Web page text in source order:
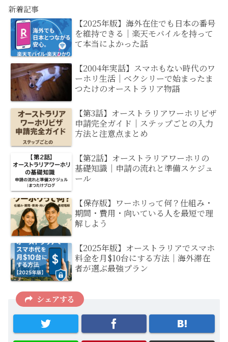
新着記事
【2025年版】海外在住でも日本の番号
を維持できる｜楽天モバイルを持って
て本当によかった話
【2004年実話】スマホもない時代のワ
ーホリ生活｜ベクシリーで始まったま
つたけのオーストラリア物語
【第3話】オーストラリアワーホリビザ
申請完全ガイド｜ステップごとの入力
方法と注意点まとめ
【第2話】オーストラリアワーホリの
基礎知識｜申請の流れと準備スケジュ
ール
【保存版】ワーホリって何？仕組み・
期間・費用・向いている人を最短で理
解しよう
【2025年版】オーストラリアでスマホ
料金を月$10台にする方法｜海外滞在
者が選ぶ最強プラン
シェアする